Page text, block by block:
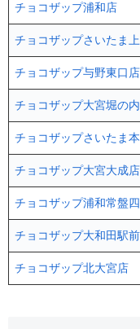
チョコザップ浦和店
チョコザップさいたま
チョコザップ与野東口店
チョコザップ大宮堀の
チョコザップさいたま
チョコザップ大宮大成店
チョコザップ浦和常盤
チョコザップ大和田駅
チョコザップ北大宮店